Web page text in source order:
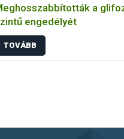
a
engedélyét
TOVÁBB